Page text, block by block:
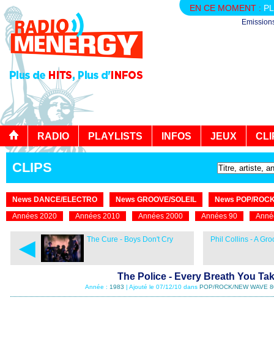
EN CE MOMENT :
RADIO PLAYLISTS INFOS JEUX
CLIPS
News DANCE/ELECTRO News GROOVE/SOLEIL
News POP/
Années 2020
Années 2010 Années 2000 Années 90
◄ The Cure - Boys Don't Cry Phil Collins - A
The Police - Every Breath You
Année : 1983 | Ajouté le 07/12/10 dans POP/ROCK/NEW WAVE